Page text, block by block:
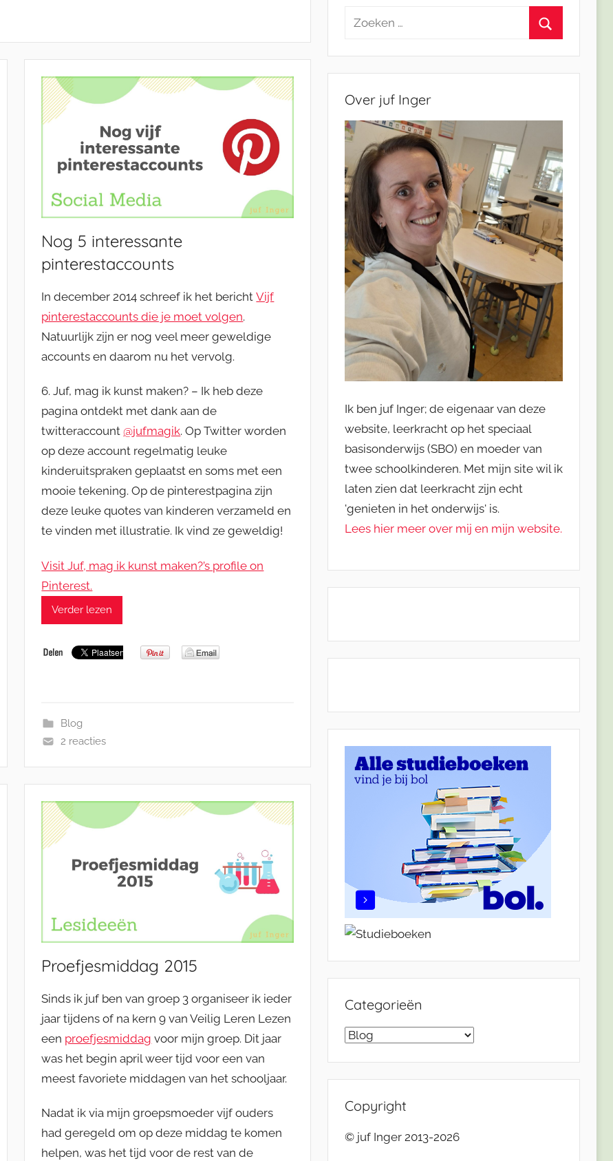
Nog 5 interessante
pinterestaccounts
In december 2014 schreef ik het berichtVijf
pinterestaccounts die je moet volgen.
Natuurlijk zijn er nog veel meer geweldige
accounts en daarom nu het vervolg.
6. Juf, mag ik kunst maken? – Ik heb deze
pagina ontdekt met dank aan de
twitteraccount@jufmagik. Op Twitter worden
op deze account regelmatig leuke
kinderuitspraken geplaatst en soms met een
mooie tekening. Op de pinterestpagina zijn
deze leuke quotes van kinderen verzameld en
te vinden met illustratie. Ik vind ze geweldig!
Visit Juf, mag ik kunst maken?’s profile on
Pinterest.
Verder lezen
Blog
2 reacties
Proefjesmiddag 2015
Sinds ik juf ben van groep 3 organiseer ik ieder
jaar tijdens of na kern 9 van Veilig Leren Lezen
een proefjesmiddag voor mijn groep. Dit jaar
was het begin april weer tijd voor een van
meest favoriete middagen van het schooljaar.
Nadat ik via mijn groepsmoeder vijf ouders
had geregeld om op deze middag te komen
helpen, was het tijd voor de rest van de
Zoeken
Over juf Inger
Ik ben juf Inger; de eigenaar van deze
website, leerkracht op het speciaal
basisonderwijs (SBO) en moeder van
twee schoolkinderen. Met mijn site wil ik
laten zien dat leerkracht zijn echt
'genieten in het onderwijs' is.
Lees hier meer over mij en mijn website.
Categorieën
Categorieën
Copyright
© juf Inger 2013-2026